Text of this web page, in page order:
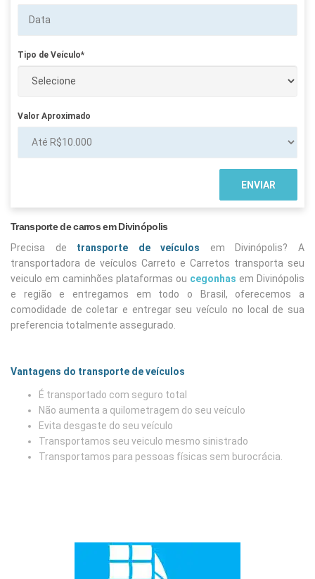
Tipo de Veículo*
Valor Aproximado
Transporte de carros em Divinópolis
Precisa de transporte de veículos em Divinópolis? A
transportadora de veículos Carreto e Carretos transporta seu
veiculo em caminhões plataformas ou cegonhas em Divinópolis
e região e entregamos em todo o Brasil, oferecemos a
comodidade de coletar e entregar seu veículo no local de sua
preferencia totalmente assegurado.
Vantagens do transporte de veículos
É transportado com seguro total
Não aumenta a quilometragem do seu veículo
Evita desgaste do seu veículo
Transportamos seu veiculo mesmo sinistrado
Transportamos para pessoas físicas sem burocrácia.